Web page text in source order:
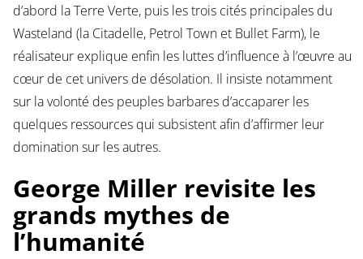
d’abord la Terre Verte, puis les trois cités principales du
Wasteland (la Citadelle, Petrol Town et Bullet Farm), le
réalisateur explique enfin les luttes d’influence à l’œuvre au
cœur de cet univers de désolation. Il insiste notamment
sur la volonté des peuples barbares d’accaparer les
quelques ressources qui subsistent afin d’affirmer leur
domination sur les autres.
George Miller revisite les
grands mythes de
l’humanité